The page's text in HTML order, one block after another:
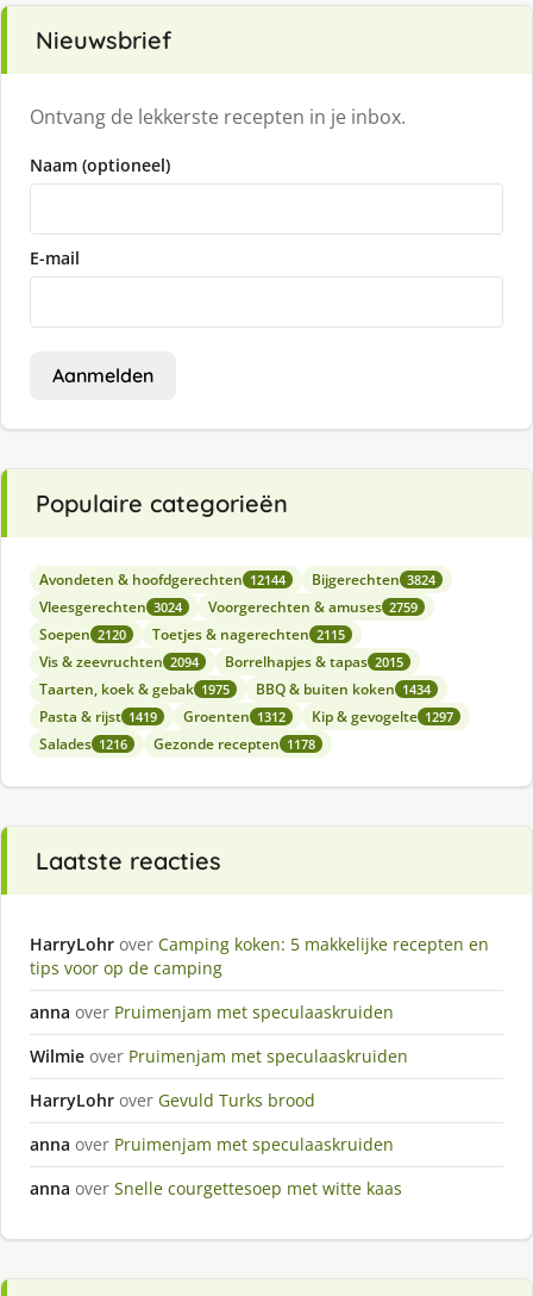
Nieuwsbrief
Ontvang de lekkerste recepten in je inbox.
Naam (optioneel)
E-mail
Aanmelden
Populaire categorieën
Avondeten & hoofdgerechten 12144 Bijgerechten 3824
Vleesgerechten 3024 Voorgerechten & amuses 2759
Soepen 2120 Toetjes & nagerechten 2115
Vis & zeevruchten 2094 Borrelhapjes & tapas 2015
Taarten, koek & gebak 1975 BBQ & buiten koken 1434
Pasta & rijst 1419 Groenten 1312 Kip & gevogelte 1297
Salades 1216 Gezonde recepten 1178
Laatste reacties
HarryLohr over Camping koken: 5 makkelijke recepten en
tips voor op de camping
anna over Pruimenjam met speculaaskruiden
Wilmie over Pruimenjam met speculaaskruiden
HarryLohr over Gevuld Turks brood
anna over Pruimenjam met speculaaskruiden
anna over Snelle courgettesoep met witte kaas